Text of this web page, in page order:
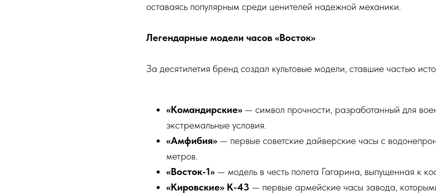
оставаясь популярным среди ценителей надежной механики.
Легендарные модели часов «Восток»
За десятилетия бренд создал культовые модели, ставшие частью
«Командирские» — символ прочности, разработанный для
экстремальные условия.
«Амфибия» — первые советские дайверские часы с
метров.
«Восток-1» — модель в честь полета Гагарина, выпущенная к
«Кировские» К-43 — первые армейские часы завода,